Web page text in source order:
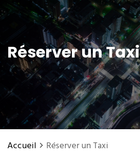
Réserver un Taxi
Accueil Réserver un Taxi